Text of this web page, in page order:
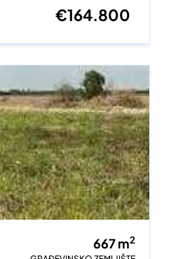
€164.800
667m2